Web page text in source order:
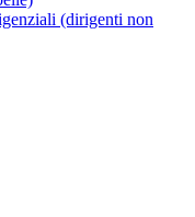
(dirigenti non